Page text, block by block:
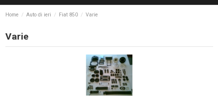
Home Auto di ieri Fiat 850 Varie
Varie